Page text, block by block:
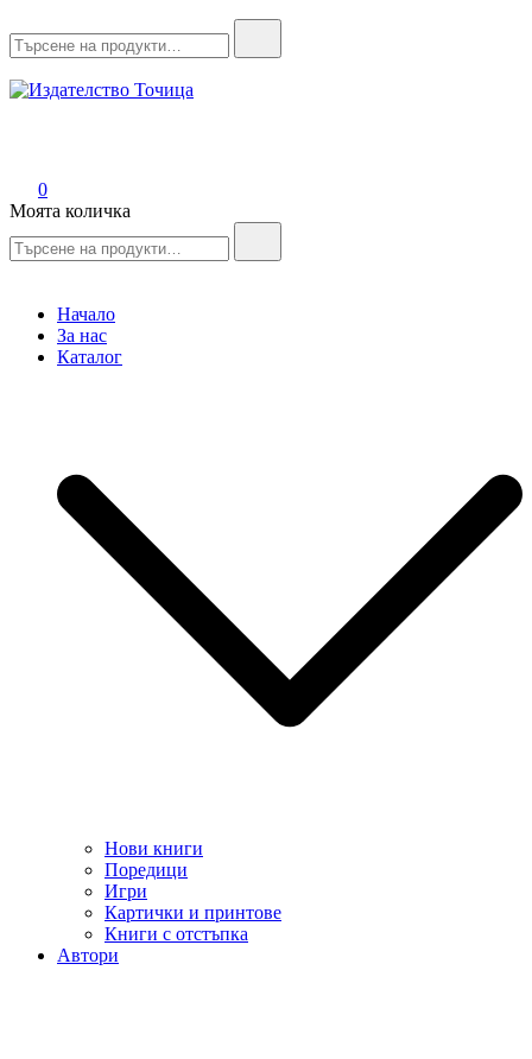
for:
0
Моята количка
for:
Начало
За нас
Каталог
Нови книги
Поредици
Игри
Картички и принтове
Книги с отстъпка
Автори